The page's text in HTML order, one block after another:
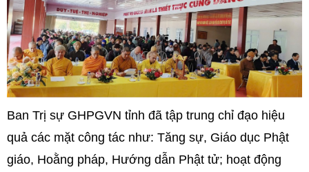
Ban Trị sự GHPGVN tỉnh đã tập trung chỉ đạo hiệu
quả các mặt công tác như: Tăng sự, Giáo dục Phật
giáo, Hoằng pháp, Hướng dẫn Phật tử; hoạt động